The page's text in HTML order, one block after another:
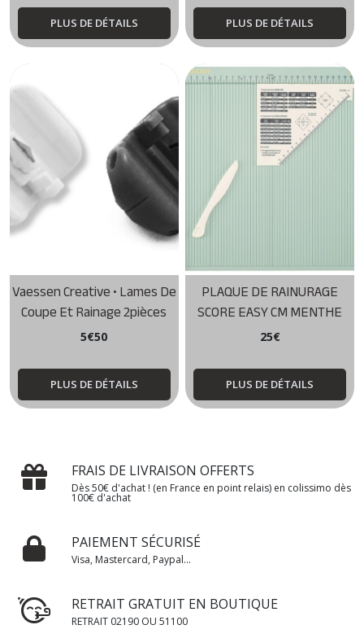
PLUS DE DÉTAILS PLUS DE DÉTAILS
Vaessen Creative • Lames De
Coupe Et Rainage 2pièces
5€50
PLUS DE DÉTAILS
PLAQUE DE RAINURAGE
SCORE EASY CM MENTHE
25€
PLUS DE DÉTAILS
FRAIS DE LIVRAISON OFFERTS
Dès 50€ d'achat ! (en France en point relais) en colissimo dès
100€ d'achat
PAIEMENT SÉCURISÉ
Visa, Mastercard, Paypal...
RETRAIT GRATUIT EN BOUTIQUE
RETRAIT 02190 OU 51100